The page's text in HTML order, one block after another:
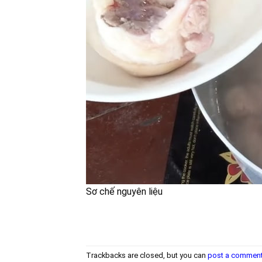
Sơ chế nguyên liệu
Trackbacks are closed, but you can post a